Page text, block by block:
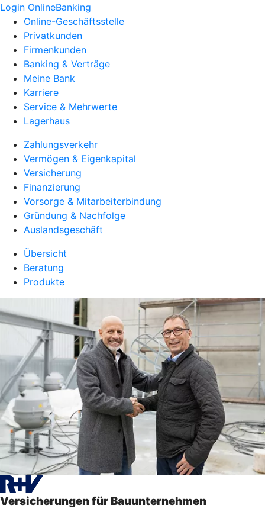
Login OnlineBanking
Online-Geschäftsstelle
Privatkunden
Firmenkunden
Banking & Verträge
Meine Bank
Karriere
Service & Mehrwerte
Lagerhaus
Zahlungsverkehr
Vermögen & Eigenkapital
Versicherung
Finanzierung
Vorsorge & Mitarbeiterbindung
Gründung & Nachfolge
Auslandsgeschäft
Übersicht
Beratung
Produkte
Versicherungen für Bauunternehmen